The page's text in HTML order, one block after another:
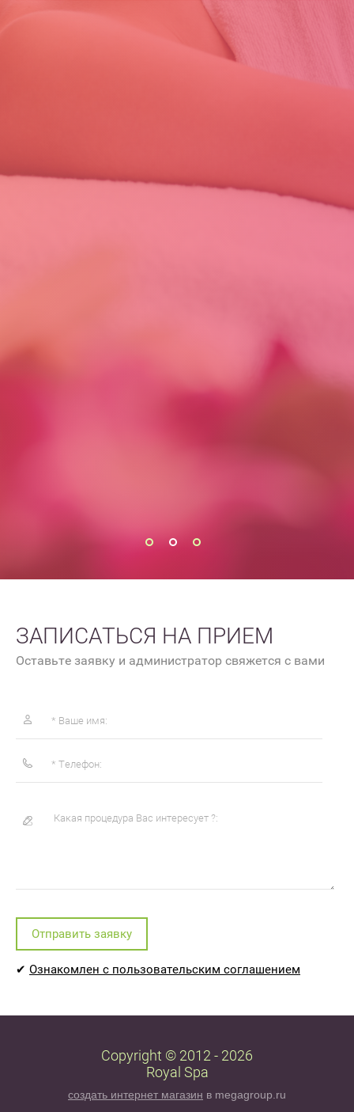
ЗАПИСАТЬСЯ НА ПРИЕМ
Оставьте заявку и администратор свяжется с вами
Отправить заявку
✔ Ознакомлен с пользовательским соглашением
Copyright © 2012 - 2026
Royal Spa
создать интернет магазин в megagroup.ru